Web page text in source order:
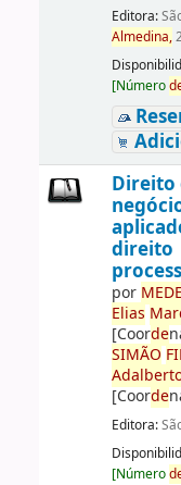
Editora:
Almedina,
[Número
Direito
direito
por MEDE
Elias
[Coorde
SIMÃO
[Coorde
Editora:
[Número